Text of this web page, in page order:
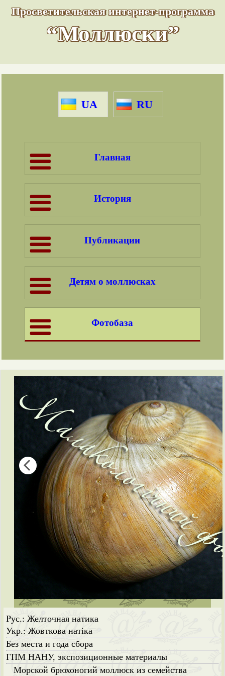
Просветительская интернет-программа
“Моллюски”
UA RU
Главная
История
Публикации
Детям о моллюсках
Фотобаза
Рус.: Желточная натика
Укр.: Жовткова натіка
Без места и года сбора
ГПМ НАНУ, экспозиционные материалы
Морской брюхоногий моллюск из семейства